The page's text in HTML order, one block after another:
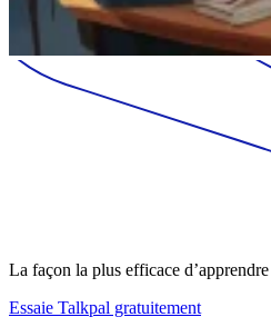
La façon la plus efficace
Essaie Talkpal gratuitement